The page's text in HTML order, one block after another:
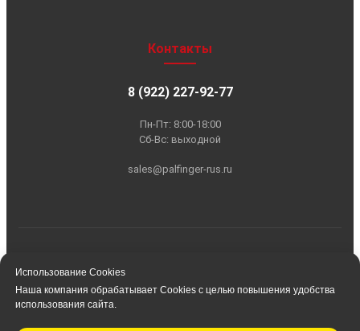
Использование Cookies
Наша компания обрабатывает Cookies с целью повышения удобства
использования сайта.